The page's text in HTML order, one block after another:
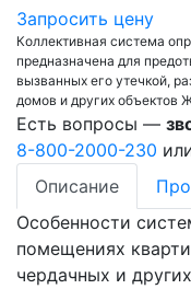
Запросить цену
Коллективная система
предназначена для
вызванных его утечкой,
домов и других объектов
Есть вопросы —
8-800-2000-230
Описание
Особенности
помещениях
чердачных и